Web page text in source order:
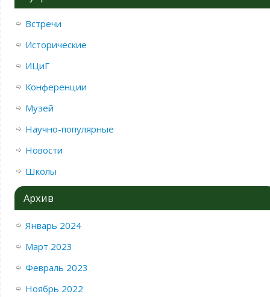
Встречи
Исторические
ИЦиГ
Конференции
Музей
Научно-популярные
Новости
Школы
Архив
Январь 2024
Март 2023
Февраль 2023
Ноябрь 2022